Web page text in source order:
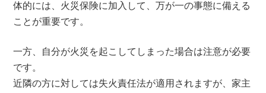
体的には、火災保険に加入して、万が一の事態に備える
ことが重要です。
一方、自分が火災を起こしてしまった場合は注意が必要
です。
近隣の方に対しては失火責任法が適用されますが、家主